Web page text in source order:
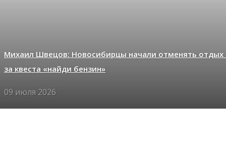
Михаил Швецов: Новосибирцы начали отменять отдых
за квеста «найди бензин»
09 июля 2026